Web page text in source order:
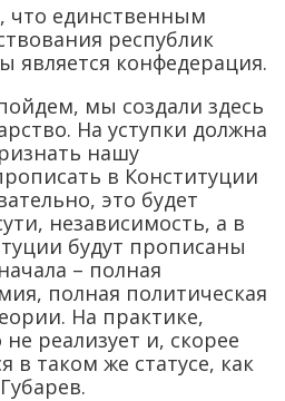
что единственным
республик
является конфедерация.
мы создали здесь
На уступки должна
нашу
в Конституции
это будет
независимость, а в
будут прописаны
– полная
полная политическая
На практике,
реализует и, скорее
в таком же статусе, как